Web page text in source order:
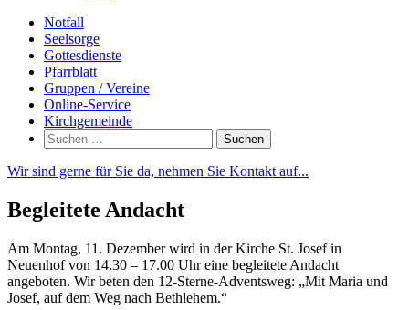
Notfall
Seelsorge
Gottesdienste
Pfarrblatt
Gruppen / Vereine
Online-Service
Kirchgemeinde
Suchen
nach:
Wir sind gerne für Sie da, nehmen Sie Kontakt auf...
Begleitete Andacht
Am Montag, 11. Dezember wird in der Kirche St. Josef in
Neuenhof von 14.30 – 17.00 Uhr eine begleitete Andacht
angeboten. Wir beten den 12-Sterne-Adventsweg: „Mit Maria und
Josef, auf dem Weg nach Bethlehem.“